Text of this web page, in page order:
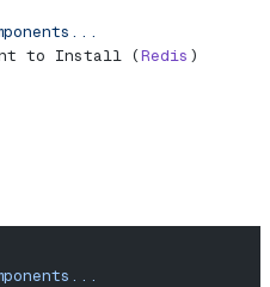
to Install (Redis )